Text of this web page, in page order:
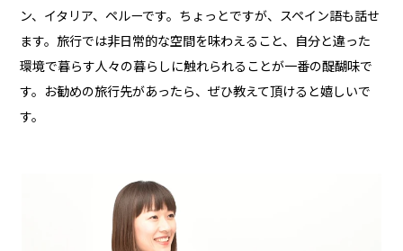
ン、イタリア、ペルーです。ちょっとですが、スペイン語も話せ
ます。旅行では非日常的な空間を味わえること、自分と違った
環境で暮らす人々の暮らしに触れられることが一番の醍醐味で
す。お勧めの旅行先があったら、ぜひ教えて頂けると嬉しいで
す。